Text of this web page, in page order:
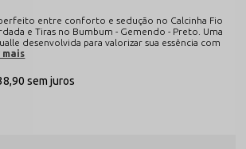
entre conforto e sedução no Calcinha Fio
e Tiras no Bumbum - Gemendo - Preto. Uma
desenvolvida para valorizar sua essência com
mais
sem juros